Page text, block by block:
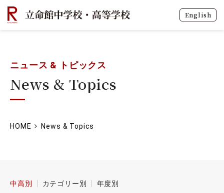
English
ニュース & トピックス
News & Topics
HOME News & Topics
中高別 カテゴリー別 年度別